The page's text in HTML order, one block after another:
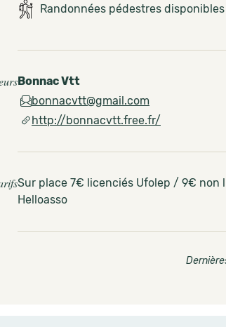
Randonnées pédestres
Bonnac Vtt
bonnacvtt@gmail.com
http://bonnacvtt.free.fr/
Sur place 7€ licenciés Ufolep / 9€
Helloasso